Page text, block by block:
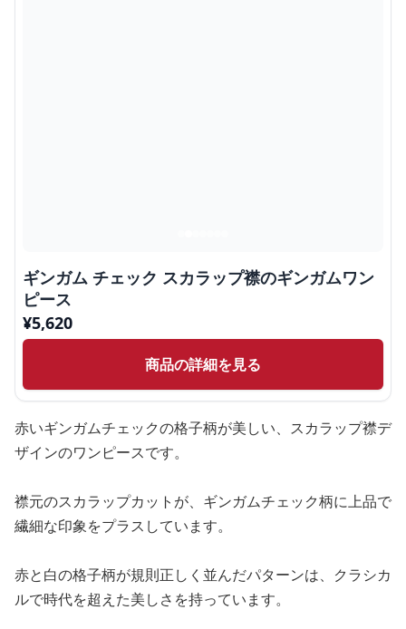
ギンガム チェック スカラップ襟のギンガムワン
ピース
¥5,620
商品の詳細を見る
赤いギンガムチェックの格子柄が美しい、スカラップ襟デ
ザインのワンピースです。
襟元のスカラップカットが、ギンガムチェック柄に上品で
繊細な印象をプラスしています。
赤と白の格子柄が規則正しく並んだパターンは、クラシカ
ルで時代を超えた美しさを持っています。